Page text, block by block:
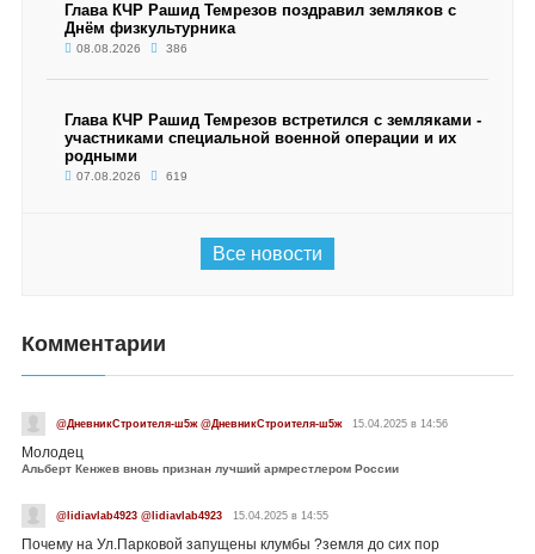
Глава КЧР Рашид Темрезов поздравил земляков с
Днём физкультурника
08.08.2026 386
Глава КЧР Рашид Темрезов встретился с земляками -
участниками специальной военной операции и их
родными
07.08.2026 619
Все новости
Комментарии
@ДневникСтроителя-ш5ж @ДневникСтроителя-ш5ж 15.04.2025 в 14:56
Молодец
Альберт Кенжев вновь признан лучший армрестлером России
@lidiavlab4923 @lidiavlab4923 15.04.2025 в 14:55
Почему на Ул.Парковой запущены клумбы ?земля до сих пор